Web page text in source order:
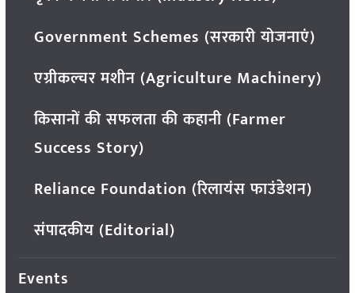
Government Schemes (सरकारी योजनाएं)
एग्रीकल्चर मशीन (Agriculture Machinery)
किसानों की सफलता की कहानी (Farmer
Success Story)
Reliance Foundation (रिलायंस फाउंडेशन)
संपादकीय (Editorial)
Events